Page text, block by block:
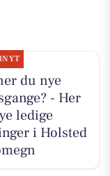
du nye
- Her
ledige
i Holsted